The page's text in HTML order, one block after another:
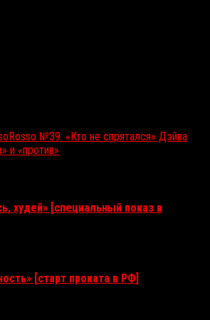
№39: «Кто не спрятался» Дэйва
и «против»
худей» [специальный показ в
[старт проката в РФ]